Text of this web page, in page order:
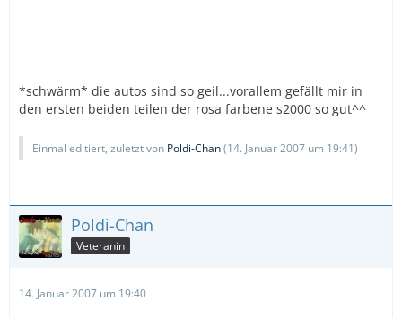
*schwärm* die autos sind so geil...vorallem gefällt mir in
den ersten beiden teilen der rosa farbene s2000 so gut^^
Einmal editiert, zuletzt von Poldi-Chan(14. Januar 2007 um 19:41)
Poldi-Chan
Veteranin
14. Januar 2007 um 19:40